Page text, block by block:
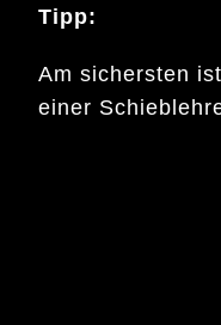
Tipp:
Am sichersten
einer